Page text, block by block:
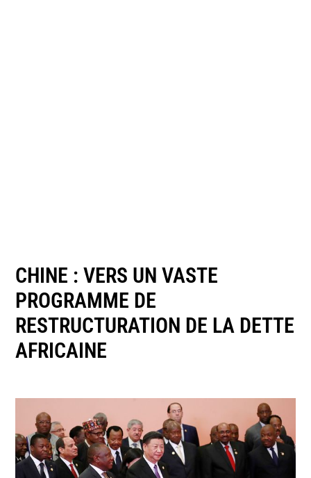
CHINE : VERS UN VASTE
PROGRAMME DE
RESTRUCTURATION DE LA DETTE
AFRICAINE